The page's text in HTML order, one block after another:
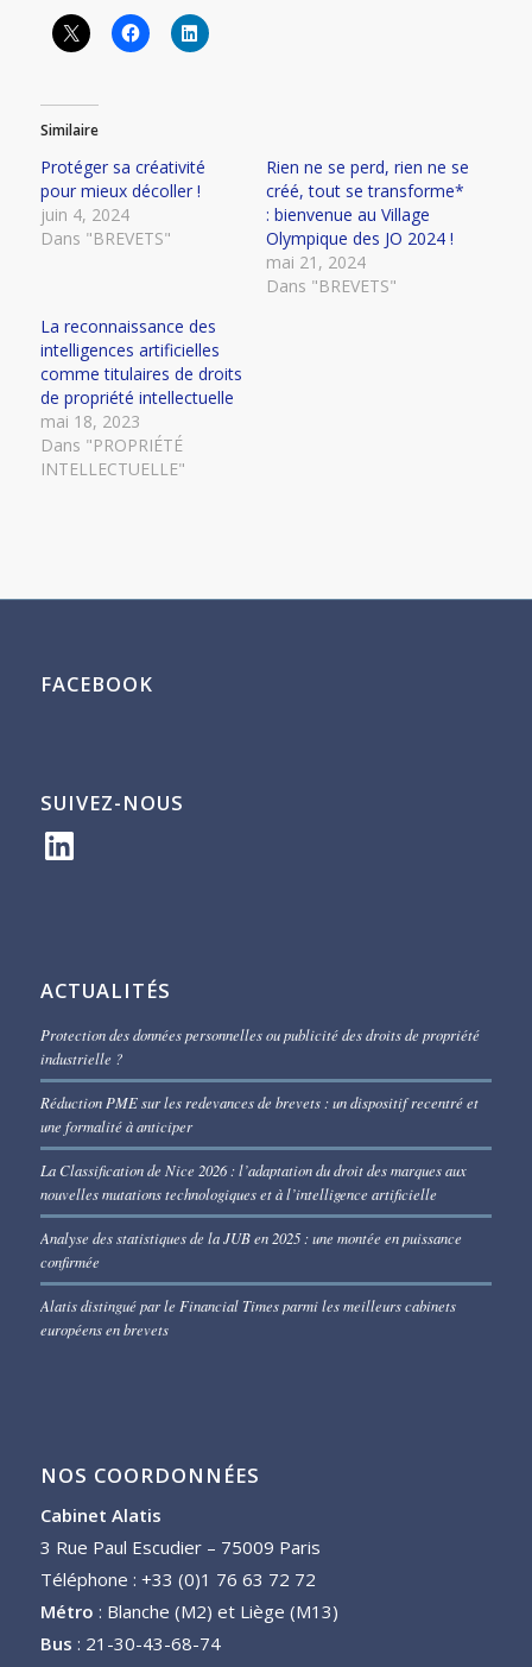
Similaire
Protéger sa créativité
pour mieux décoller !
juin 4, 2024
Dans "BREVETS"
Rien ne se perd, rien ne se
créé, tout se transforme*
: bienvenue au Village
Olympique des JO 2024 !
mai 21, 2024
Dans "BREVETS"
La reconnaissance des
intelligences artificielles
comme titulaires de droits
de propriété intellectuelle
mai 18, 2023
Dans "PROPRIÉTÉ
INTELLECTUELLE"
FACEBOOK
SUIVEZ-NOUS
LinkedIn
ACTUALITÉS
Protection des données personnelles ou publicité des droits de propriété
industrielle ?
Réduction PME sur les redevances de brevets : un dispositif recentré et
une formalité à anticiper
La Classification de Nice 2026 : l’adaptation du droit des marques aux
nouvelles mutations technologiques et à l’intelligence artificielle
Analyse des statistiques de la JUB en 2025 : une montée en puissance
confirmée
Alatis distingué par le Financial Times parmi les meilleurs cabinets
européens en brevets
NOS COORDONNÉES
Cabinet Alatis
3 Rue Paul Escudier – 75009 Paris
Téléphone : +33 (0)1 76 63 72 72
Métro : Blanche (M2) et Liège (M13)
Bus : 21-30-43-68-74